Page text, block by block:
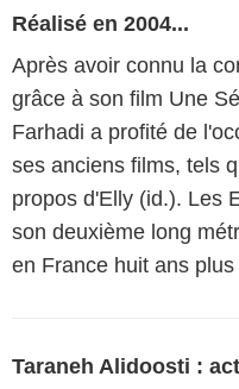
Réalisé en 2004...
Après avoir connu la
grâce à son film Une
Farhadi a profité de
ses anciens films, tels
propos d'Elly (id.). Les
son deuxième long
en France huit ans plus
Taraneh Alidoosti :